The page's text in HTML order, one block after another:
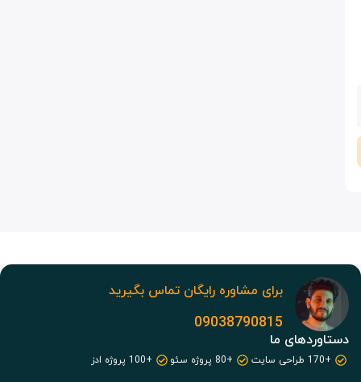
برای مشاوره رایگان تماس بگیرید
09038790815
دستاوردهای ما
+170 طراحی سایت +80 پروژه سئو
+100 پروژه ادز